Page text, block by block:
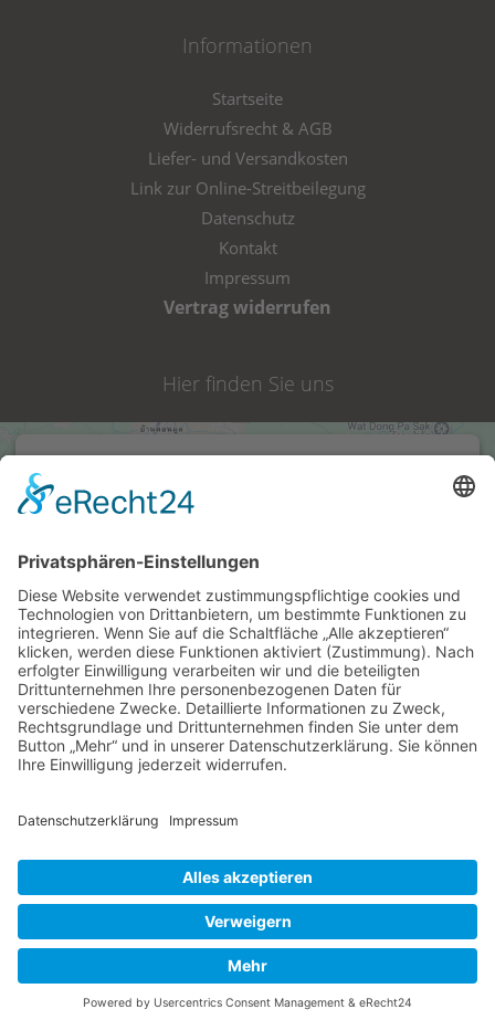
Informationen
Startseite
Widerrufsrecht & AGB
Liefer- und Versandkosten
Link zur Online-Streitbeilegung
Datenschutz
Kontakt
Impressum
Vertrag widerrufen
Hier finden Sie uns
Google Maps-Service zu laden!
Karteninhalte einzubetten. Dieser Service kann Daten zu
durch und stimmen Sie der Nutzung des Service zu, um
diese Karte anzuzeigen.
Mehr Informationen Akzeptieren
powered byUsercentrics Consent Management Platform
&eRecht24
Morgana © 2026 | Datenschutz
Impressum
mod ified eCommerce Shopsoftware © 2009-2026